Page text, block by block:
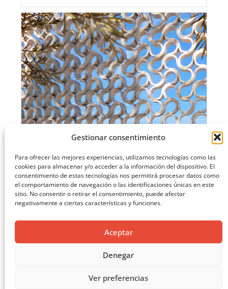
Gestionar consentimiento
Para ofrecer las mejores experiencias, utilizamos tecnologías como las
cookies para almacenar y/o acceder a la información del dispositivo. El
consentimiento de estas tecnologías nos permitirá procesar datos como
el comportamiento de navegación o las identificaciones únicas en este
sitio. No consentir o retirar el consentimiento, puede afectar
negativamente a ciertas características y funciones.
Aceptar
Denegar
Ver preferencias
O-BUIT: NUEVO SISTEMA CERÁMICO MODULAR